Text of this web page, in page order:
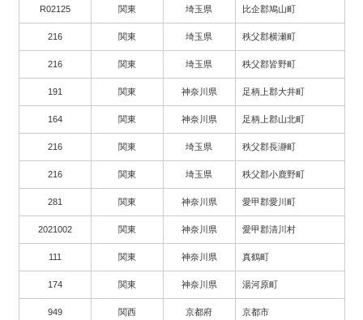
R02125 関東 埼玉県 比企郡鳩山町
216 関東 埼玉県 秩父郡横瀬町
216 関東 埼玉県 秩父郡皆野町
191 関東 神奈川県 足柄上郡大井町
164 関東 神奈川県 足柄上郡山北町
216 関東 埼玉県 秩父郡長瀞町
216 関東 埼玉県 秩父郡小鹿野町
281 関東 神奈川県 愛甲郡愛川町
2021002 関東 神奈川県 愛甲郡清川村
111 関東 神奈川県 真鶴町
174 関東 神奈川県 湯河原町
949 関西 京都府 京都市